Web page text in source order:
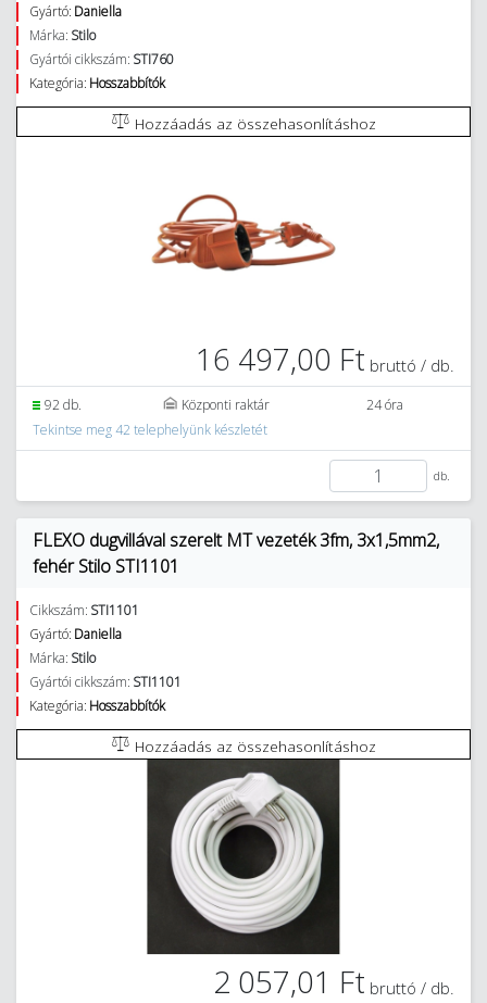
Gyártó: Daniella
Márka: Stilo
Gyártói cikkszám: STI760
Kategória: Hosszabbítók
Hozzáadás az összehasonlításhoz
16 497,00 Ft bruttó / db.
92 db. Központi raktár
24 óra
Tekintse meg 42 telephelyünk készletét
db.
FLEXO dugvillával szerelt MT vezeték 3fm, 3x1,5mm2,
fehér Stilo STI1101
Cikkszám: STI1101
Gyártó: Daniella
Márka: Stilo
Gyártói cikkszám: STI1101
Kategória: Hosszabbítók
Hozzáadás az összehasonlításhoz
2 057,01 Ft bruttó / db.